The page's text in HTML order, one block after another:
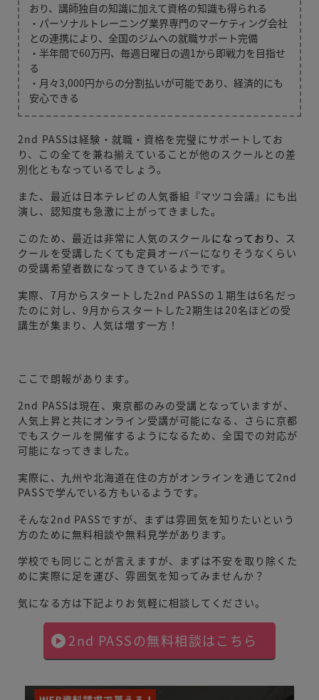
おり、講師独自の知識に加えて資格の知識も得られる
・パーソナルトレーニング業界専門のマーケティング会社
との連携により、全国のジムへの就職サポート完備
・半年間で60万円、毎週日曜日の週1から即戦力を目指せ
る
・月々3,000円からの分割払いが可能であり、経済的にも
安心できる
2nd PASSは経験・就職・資格を完璧にサポートしてお
り、この全てを兼ね揃えていることが他のスクールとの差
別化ともなっているでしょう。
また、最近は日本テレビの人気番組『マツコ会議』にも出
演し、認知度も急激に上がってきました。
このため、最近は非常に人気のスクールになっており、 ス
クールを受講したくても定員オーバーになりそうなくらい
の受講希望者数になってきているようです。
実際、7月からスタートした2nd PASSの１期生は6名だっ
たのに対し、9月からスタートした2期生は20名ほどの受
講生が集まり、人気は増す一方！
ここで朗報があります。
2nd PASSは現在、東京都のみの受講となっていますが、
人気上昇と共にオンライン受講が可能になる、さらに京都
でもスクールを開催するようになるため、全国での対応が
可能になってきました。
実際に、九州や北海道在住の方がオンラインを通じて2nd
PASSで学んでいる方もいるようです。
そんな2nd PASSですが、まずは雰囲気を知りたいという
方のために無料相談や無料見学があります。
学校でも同じことが言えますが、まずは不安を取り除くた
めに実際に足を運び、雰囲気を知ってみませんか？
気になる方は下記よりお気軽に相談してください。
2nd PASSの無料相談はこちら